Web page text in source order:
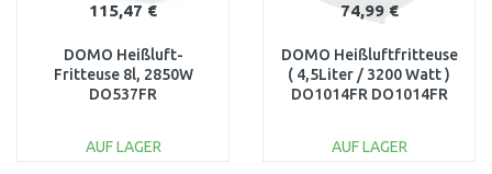
115,47 €
DOMO Heißluft-
Fritteuse 8l, 2850W
DO537FR
AUF LAGER
74,99 €
DOMO Heißluftfritteuse
( 4,5Liter / 3200 Watt )
DO1014FR DO1014FR
AUF LAGER